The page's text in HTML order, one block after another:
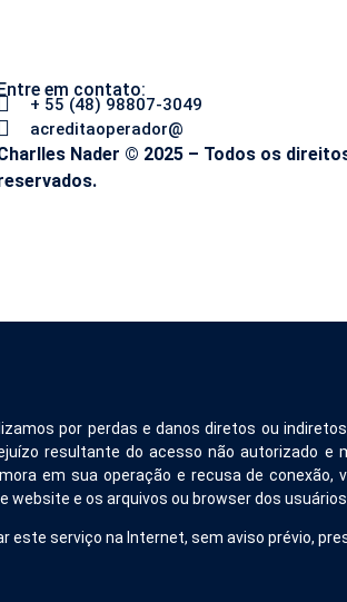
Entre em contato:
+ 55 (48) 98807-3049
acreditaoperador@
Nader © 2025 – Todos os
por perdas e danos diretos ou
resultante do acesso não autorizado
em sua operação e recusa de
e os arquivos ou browser dos usuários.
serviço na Internet, sem aviso prévio,